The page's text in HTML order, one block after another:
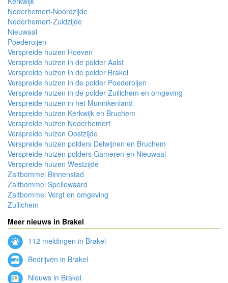
Nederhemert-Noordzijde
Nederhemert-Zuidzijde
Nieuwaal
Poederoijen
Verspreide huizen Hoeven
Verspreide huizen in de polder Aalst
Verspreide huizen in de polder Brakel
Verspreide huizen in de polder Poederoijen
Verspreide huizen in de polder Zuilichem en omgeving
Verspreide huizen in het Munnikenland
Verspreide huizen Kerkwijk en Bruchem
Verspreide huizen Nederhemert
Verspreide huizen Oostzijde
Verspreide huizen polders Delwijnen en Bruchem
Verspreide huizen polders Gameren en Nieuwaal
Verspreide huizen Westzijde
Zaltbommel Binnenstad
Zaltbommel Spellewaard
Zaltbommel Vergt en omgeving
Zuilichem
Meer nieuws in Brakel
112 meldingen in Brakel
Bedrijven in Brakel
Nieuws in Brakel